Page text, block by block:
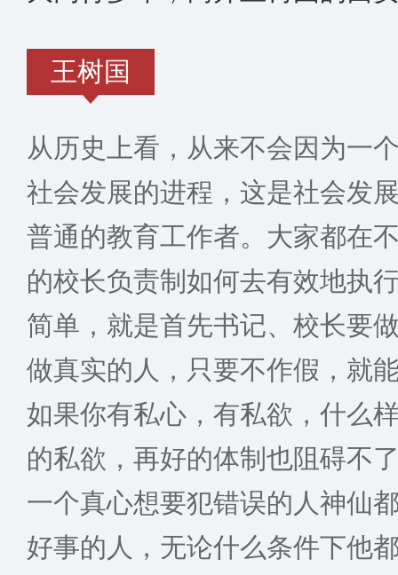
王树国
从历史上看，从来不会因为一
社会发展的进程，这是社会发
普通的教育工作者。大家都在
的校长负责制如何去有效地执
简单，就是首先书记、校长要
做真实的人，只要不作假，就
如果你有私心，有私欲，什么
的私欲，再好的体制也阻碍不
一个真心想要犯错误的人神仙
好事的人，无论什么条件下他